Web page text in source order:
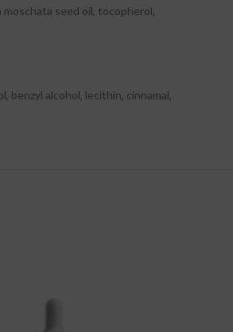
seed oil, tocopherol,
benzyl alcohol, lecithin, cinnamal,